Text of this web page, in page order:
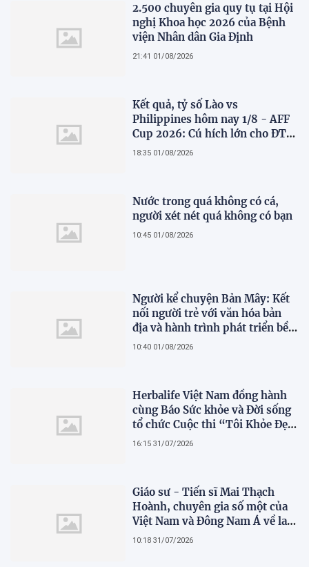
2.500 chuyên gia quy tụ tại Hội
nghị Khoa học 2026 của Bệnh
viện Nhân dân Gia Định
21:41 01/08/2026
Kết quả, tỷ số Lào vs
Philippines hôm nay 1/8 - AFF
Cup 2026: Cú hích lớn cho ĐT
Việt Nam
18:35 01/08/2026
Nước trong quá không có cá,
người xét nét quá không có bạn
10:45 01/08/2026
Người kể chuyện Bản Mây: Kết
nối người trẻ với văn hóa bản
địa và hành trình phát triển bền
vững tại Tả Lèng
10:40 01/08/2026
Herbalife Việt Nam đồng hành
cùng Báo Sức khỏe và Đời sống
tổ chức Cuộc thi “Tôi Khỏe Đẹp
Hơn” lần thứ 5 để khuyến khích
16:15 31/07/2026
Giáo sư - Tiến sĩ Mai Thạch
Hoành, chuyên gia số một của
Việt Nam và Đông Nam Á về lai
tạo giống khoai lang hữu tính
10:18 31/07/2026